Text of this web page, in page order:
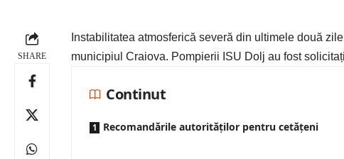
SHARE
Instabilitatea atmosferică severă din ultimele două
municipiul Craiova. Pompierii ISU Dolj au fost
Continut
Recomandările autorităților pentru cetățeni